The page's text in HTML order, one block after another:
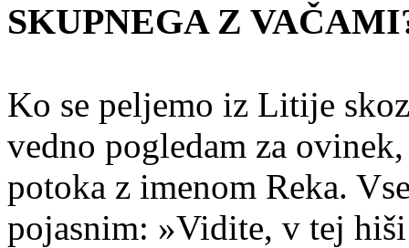
SKUPNEGA Z
Ko se peljemo iz Litije
vedno pogledam za
potoka z imenom Reka.
pojasnim: »Vidite, v tej